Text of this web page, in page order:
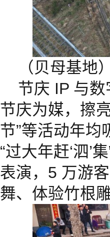
（贝母基地）
节庆 IP 与
节庆为媒，擦
节”等活动年
“过大年赶‘泗’
表演，5 万游
舞、体验竹根